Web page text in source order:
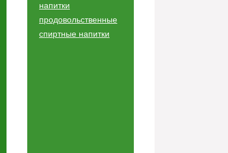
напитки
продовольственные
спиртные напитки